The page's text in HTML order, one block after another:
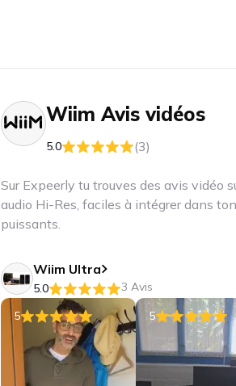
Wiim Avis vidéos
5.0 (3)
Sur Expeerly tu trouves des avis vidéo
audio Hi-Res, faciles à intégrer dans
puissants.
Wiim Ultra
5.0
3 Avis
5
5